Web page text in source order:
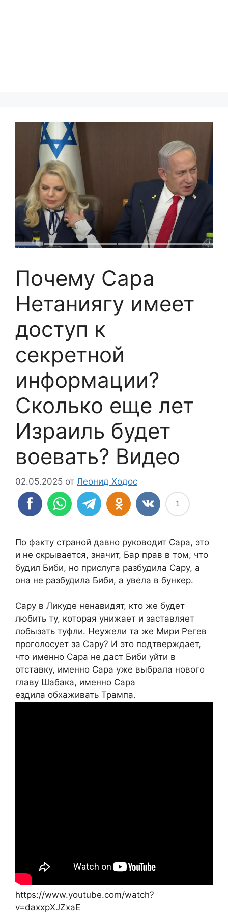
Почему Сара
Нетаниягу имеет
доступ к
секретной
информации?
Сколько еще лет
Израиль будет
воевать? Видео
02.05.2025 от Леонид Ходос
1
По факту страной давно руководит Сара, это
и не скрывается, значит, Бар прав в том, что
будил Биби, но прислуга разбудила Сару, а
она не разбудила Биби, а увела в бункер.
Сару в Ликуде ненавидят, кто же будет
любить ту, которая унижает и заставляет
лобызать туфли. Неужели та же Мири Регев
проголосует за Сару? И это подтверждает,
что именно Сара не даст Биби уйти в
отставку, именно Сара уже выбрала нового
главу Шабака, именно Сара
ездила обхаживать Трампа.
https://www.youtube.com/watch?
v=daxxpXJZxaE